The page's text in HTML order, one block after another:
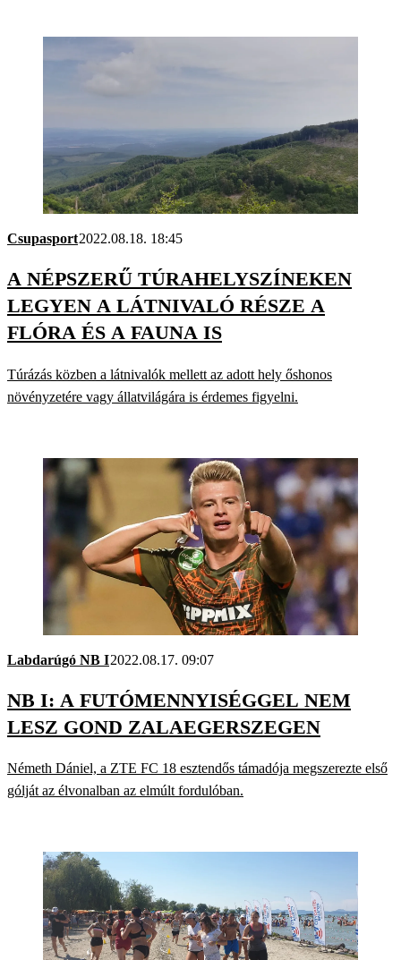
Csupasport2022.08.18. 18:45
A NÉPSZERŰ TÚRAHELYSZÍNEKEN
LEGYEN A LÁTNIVALÓ RÉSZE A
FLÓRA ÉS A FAUNA IS
Túrázás közben a látnivalók mellett az adott hely őshonos
növényzetére vagy állatvilágára is érdemes figyelni.
Labdarúgó NB I2022.08.17. 09:07
NB I: A FUTÓMENNYISÉGGEL NEM
LESZ GOND ZALAEGERSZEGEN
Németh Dániel, a ZTE FC 18 esztendős támadója megszerezte első
gólját az élvonalban az elmúlt fordulóban.